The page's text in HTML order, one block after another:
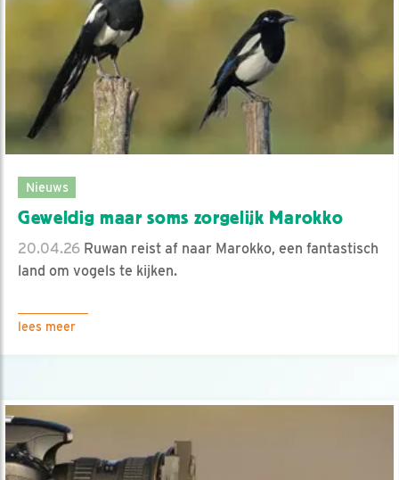
Nieuws
Geweldig maar soms zorgelijk Marokko
20.04.26 Ruwan reist af naar Marokko, een fantastisch
land om vogels te kijken.
lees meer